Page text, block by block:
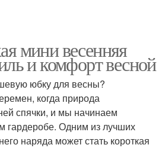
мини весенняя
и комфорт весной
юбку для весны?
когда природа
спячки, и мы начинаем
гардеробе. Одним из лучших
наряда может стать короткая